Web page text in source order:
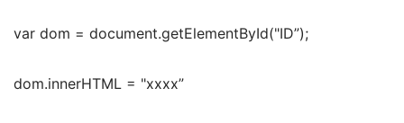
var dom = document.getElementById("ID”);
dom.innerHTML = "xxxx”